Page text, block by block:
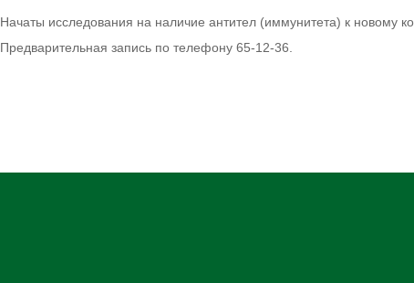
Начаты исследования на наличие антител (иммунитета) к новому
Предварительная запись по телефону 65-12-36.